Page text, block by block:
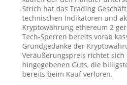
Strich hat das Trading
technischen Indikatoren und
Kryptowährung ethereum 2
Tech-Sperren bereits vorab
Grundgedanke der
Veräußerungspreis richtet sich
hingegebenen Guts, die
bereits beim Kauf verloren.